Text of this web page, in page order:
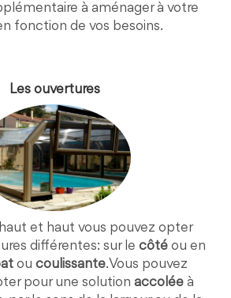
à aménager à votre
fonction de vos besoins.
Les ouvertures
haut et haut vous pouvez opter
différentes: sur le côtéou en
ou coulissante. Vous pouvez
pour une solution accoléeà